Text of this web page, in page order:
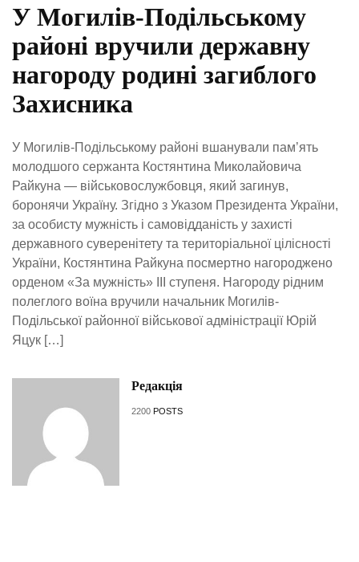
У Могилів-Подільському
районі вручили державну
нагороду родині загиблого
Захисника
У Могилів-Подільському районі вшанували пам’ять
молодшого сержанта Костянтина Миколайовича
Райкуна — військовослужбовця, який загинув,
боронячи Україну. Згідно з Указом Президента України,
за особисту мужність і самовідданість у захисті
державного суверенітету та територіальної цілісності
України, Костянтина Райкуна посмертно нагороджено
орденом «За мужність» ІІІ ступеня. Нагороду рідним
полеглого воїна вручили начальник Могилів-
Подільської районної військової адміністрації Юрій
Яцук […]
Редакція
2200 POSTS